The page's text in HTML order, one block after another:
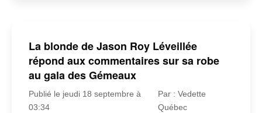
La blonde de Jason Roy Léveillée
répond aux commentaires sur sa robe
au gala des Gémeaux
Publié le jeudi 18 septembre à
03:34
Par : Vedette
Québec